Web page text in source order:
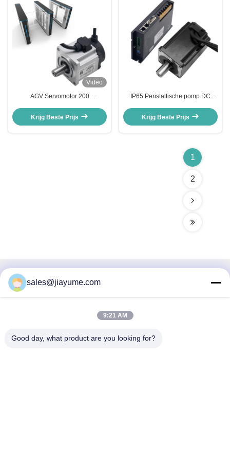
Video
AGV Servomotor 200
Lichaam voor AGV Robot
Krijg Beste Prijs
IP65 Peristaltische pomp DC
tegen water en stof
Krijg Beste Prijs
1
2
Snel contact
Gemeenschap, Xin een ‚Straat, Bao ‚een District, Shenzhen-
sales@jiayume.com
9:21 AM
Good day, what product are you looking for?